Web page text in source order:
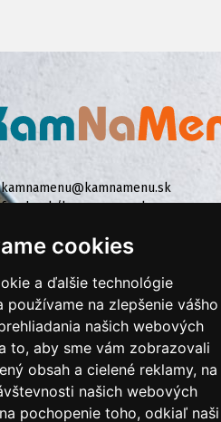
cookies
a ďalšie technológie
používame na zlepšenie vášho
našich webových
to, aby sme vám zobrazovali
obsah a cielené reklamy, na
našich webových
pochopenie toho, odkiaľ naši
kamnamenu@kamnamenu.sk
facebook/kamnamenu.sk
SA DO ZÁKAZNÍCKEJ ZÓNY
obchodné podmienky